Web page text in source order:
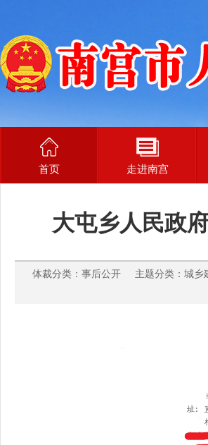
首页 走进南宫
大屯乡人民政
体裁分类：事后公开 主题分类：